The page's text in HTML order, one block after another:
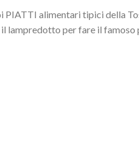
alimentari tipici della
lampredotto per fare il famoso